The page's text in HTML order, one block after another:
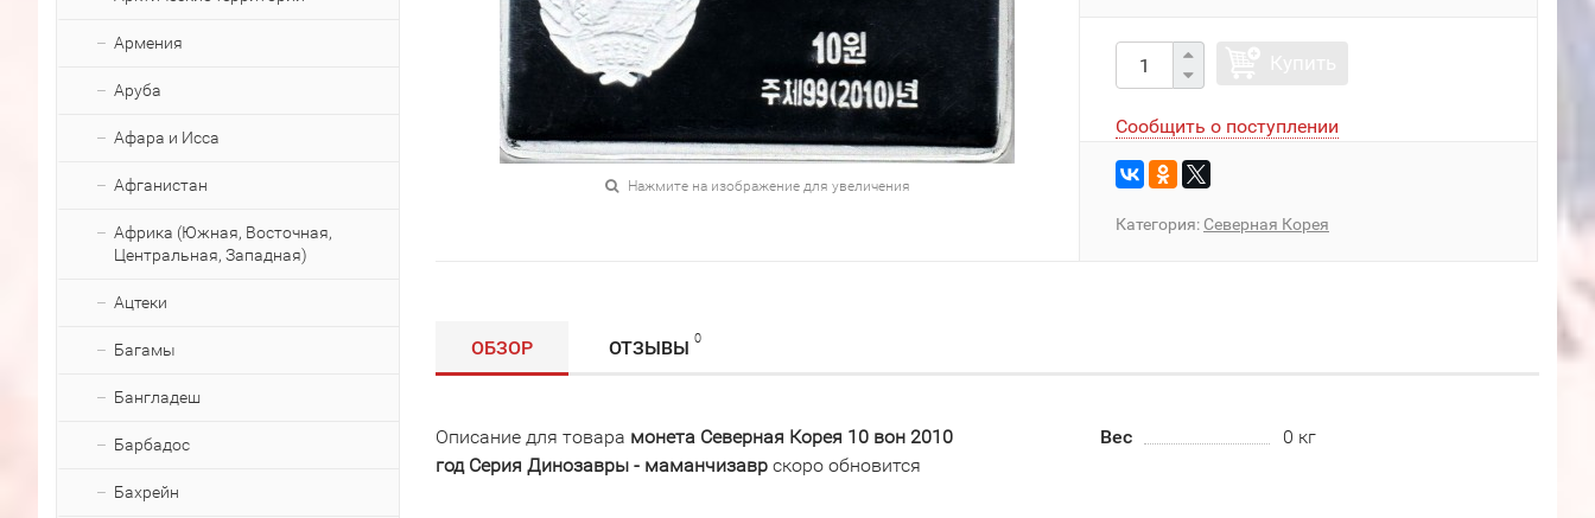
Армения
Аруба
Афара и Исса
Афганистан
Африка (Южная, Восточная,
Центральная, Западная)
Ацтеки
Багамы
Бангладеш
Барбадос
Бахрейн
Нажмите на изображение для увеличения
Сообщить о поступлении
Категория: Северная Корея
ОБЗОР ОТЗЫВЫ 0
Описание для товара монета Северная Корея 10 вон 2010
год Серия Динозавры - маманчизавр скоро обновится
Вес 0 кг